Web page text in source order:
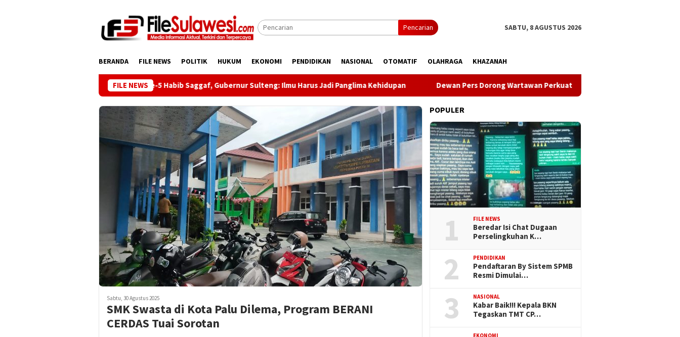
Pencarian SABTU, 8 AGUSTUS 2026
BERANDA FILE NEWS POLITIK HUKUM EKONOMI PENDIDIKAN NASIONAL OTOMATIF OLAHRAGA KHAZANAH
FILE NEWS
Haul ke-5 Habib Saggaf, Gubernur Sulteng: Ilmu Harus Jadi Panglima Kehidupan Dewan Pers Dorong Wartawan Perkuat Kompetensi dan Integritas di Era
Sabtu, 30 Agustus 2025
SMK Swasta di Kota Palu Dilema, Program BERANI
CERDAS Tuai Sorotan
POPULER
1 FILE NEWS
Beredar Isi Chat Dugaan
Perselingkuhan K…
2 PENDIDIKAN
Pendaftaran By Sistem SPMB
Resmi Dimulai…
3 NASIONAL
Kabar Baik!!! Kepala BKN
Tegaskan TMT CP…
EKONOMI